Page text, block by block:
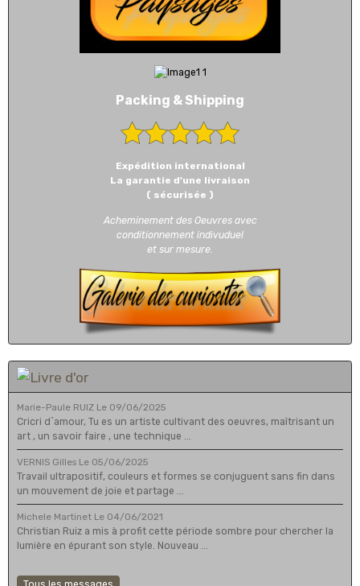
Packing & Shipping
Expédition international
La garantie d'une livraison
( sécurisée )
Acheminement des Oeuvres avec
conditionnement indivuduel
et sur mesure.
Marie-Paule RUIZ Le 09/06/2025
Cricri d`amour, Tu es un artiste cultivant des oeuvres, maîtrisant un
art , un savoir faire , une technique ...
VERNIS Gilles Le 05/06/2025
Travail ultrapositif, couleurs et formes se conjuguent sans fin dans
un mouvement de joie et partage ...
Michele Martinet Le 04/06/2021
Christian Ruiz a mis à profit cette période sombre pour chercher la
lumière en épurant son style. Nouveau ...